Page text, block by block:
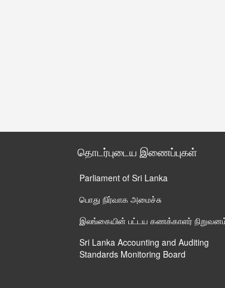
தொடர்புடைய இணைப்புகள்
Parliament of Sri Lanka
பொது நிர்வாக அமைச்சு
இலங்கையின் பட்டய கணக்காளர்
Sri Lanka Accounting and Auditing
Standards Monitoring Board